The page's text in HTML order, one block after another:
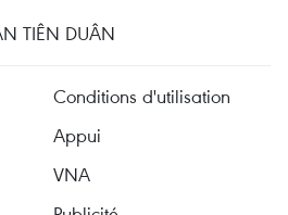
TIÊN DUÂN
Conditions d'utilisation
Appui
VNA